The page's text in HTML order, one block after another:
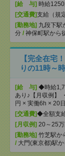
[給 与] 時給1250
[交通費]支給（規
[勤務地] 九段下駅
分 / 神保町駅から
【完全在宅
りの11時～
[給 与] ◆時給
あり♪【月収例】
円 × 実働6h × 20日
[交通費]◆全額支
[月収例] 20～25万
[勤務地] 竹芝駅か
/ 大門(東京都)駅